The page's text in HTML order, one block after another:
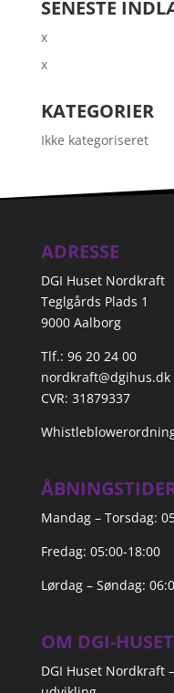
SENESTE
x
x
KATEGORIER
Ikke kategoriseret
ADRESSE
DGI Huset Nordkraft
Teglgårds Plads 1
9000 Aalborg
Tlf.: 96 20 24 00
nordkraft@dgihus.dk
CVR: 31879337
Mandag – Torsdag:
Fredag: 05:00-18:00
Lørdag – Søndag:
OM DGI-HUSET
DGI Huset Nordkraft